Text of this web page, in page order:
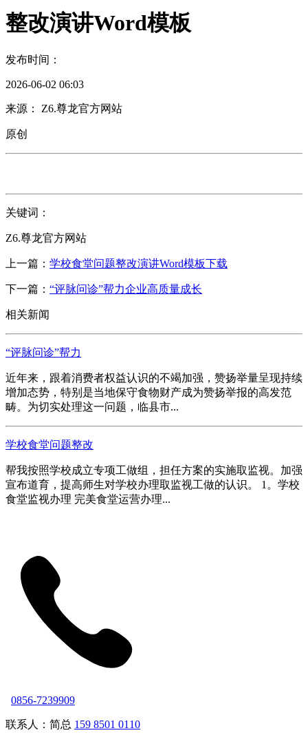
整改演讲Word模板
发布时间：
2026-06-02 06:03
来源： Z6.尊龙官方网站
原创
关键词：
Z6.尊龙官方网站
上一篇： 学校食堂问题整改演讲Word模板下载
下一篇： “评脉问诊”帮力企业高质量成长
相关新闻
“评脉问诊”帮力
近年来，跟着消费者权益认识的不竭加强，赞扬举量呈现持续
增加态势，特别是当地保守食物财产成为赞扬举报的高发范
畴。为切实处理这一问题，临县市...
学校食堂问题整改
帮我按照学校成立专项工做组，担任方案的实施取监视。加强
宣布道育，提高师生对学校办理取监视工做的认识。 1。学校
食堂监视办理 完美食堂运营办理...
0856-7239909
联系人：简总 159 8501 0110